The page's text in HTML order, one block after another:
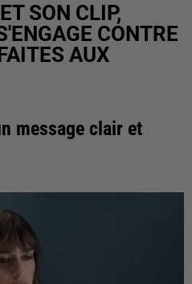
SON CLIP,
CONTRE
AUX
message clair et